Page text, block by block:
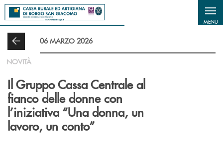
Salta al contenuto principale
MENU
06 MARZO 2026
NOVITÀ
Il Gruppo Cassa Centrale al
fianco delle donne con
l’iniziativa “Una donna, un
lavoro, un conto”